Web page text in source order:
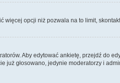
więcej opcji niż pozwala na to limit,
Aby edytować ankietę, przejdź do
głosowano, jedynie moderatorzy i